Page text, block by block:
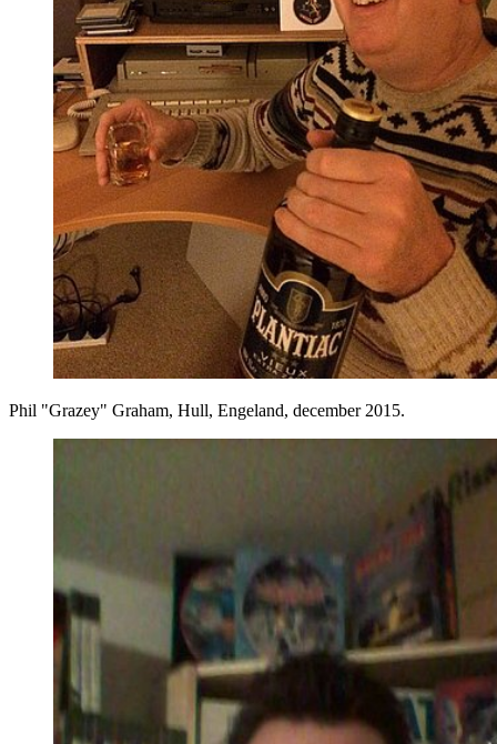
Phil "Grazey" Graham, Hull, Engeland, december 2015.